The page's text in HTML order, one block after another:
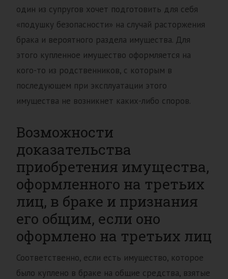
один из супругов хочет подготовить для себя
«подушку безопасности» на случай расторжения
брака и вероятного раздела имущества. Для
этого купленное имущество оформляется на
кого-то из родственников, с которым в
последующем при эксплуатации этого
имущества не возникнет каких-либо споров.
Возможности
доказательства
приобретения имущества,
оформленного на третьих
лиц, в браке и признания
его общим, если оно
оформлено на третьих лиц
Соответственно, если есть имущество, которое
было куплено в браке на общие средства, взятые